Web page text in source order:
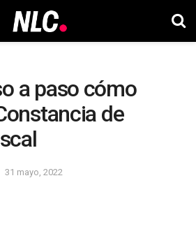
a paso cómo
de
31 mayo, 2022